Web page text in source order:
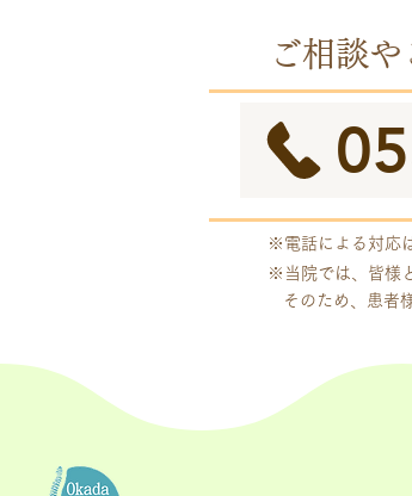
ご相談
※電話による対応
※当院では、皆様
そのため、患者